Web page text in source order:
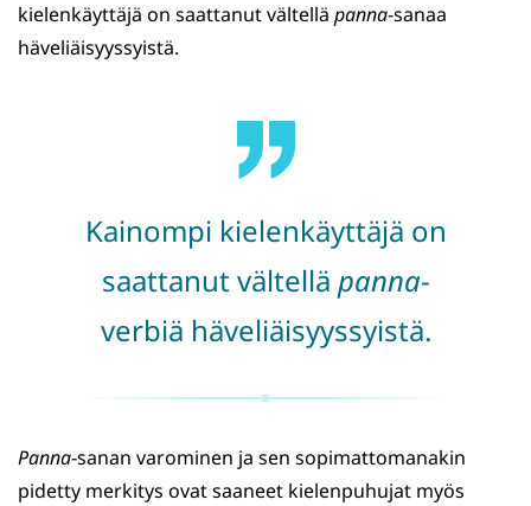
kielenkäyttäjä on saattanut vältellä panna-sanaa
häveliäisyyssyistä.
Kainompi kielenkäyttäjä on
saattanut vältellä panna-
verbiä häveliäisyyssyistä.
Panna-sanan varominen ja sen sopimattomanakin
pidetty merkitys ovat saaneet kielenpuhujat myös